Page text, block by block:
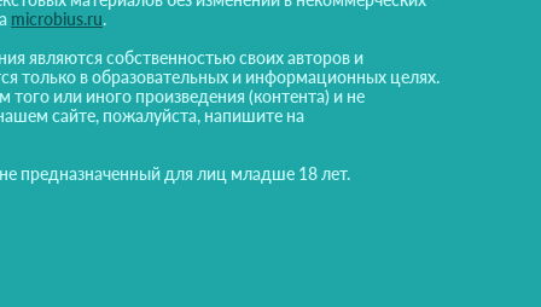
microbius.ru.
являются собственностью своих авторов и
только в образовательных и информационных целях.
того или иного произведения (контента) и не
сайте, пожалуйста, напишите на
предназначенный для лиц младше 18 лет.